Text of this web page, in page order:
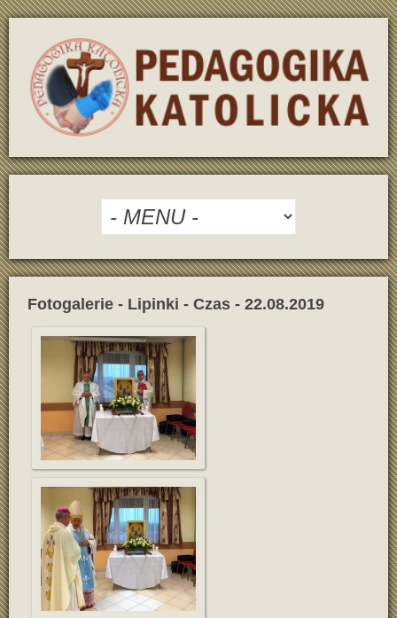
Fotogalerie - Lipinki - Czas - 22.08.2019